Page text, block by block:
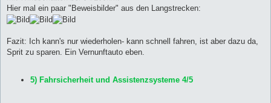
Hier mal ein paar "Beweisbilder" aus den Langstrecken:
Fazit: Ich kann's nur wiederholen- kann schnell fahren, ist aber dazu da,
Sprit zu sparen. Ein Vernunftauto eben.
5) Fahrsicherheit und Assistenzsysteme 4/5